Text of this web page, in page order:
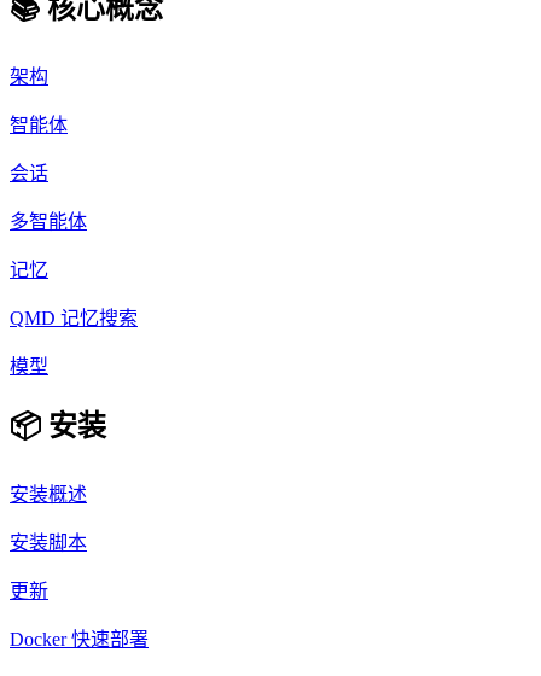
📚 核心概念
架构
智能体
会话
多智能体
记忆
QMD 记忆搜索
模型
📦 安装
安装概述
安装脚本
更新
Docker 快速部署